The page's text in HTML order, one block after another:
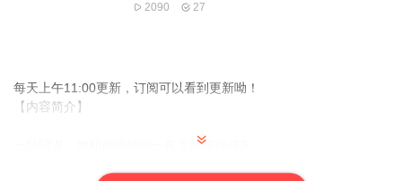
2090 27
每天上午11:00更新，订阅可以看到更新呦！
【内容简介】
一场阴谋，她和他的婚姻一夜之间破碎成灰。